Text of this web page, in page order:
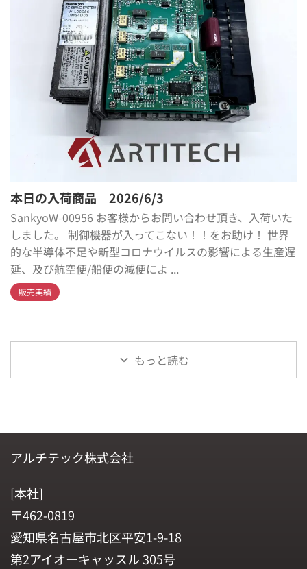
本日の入荷商品 2026/6/3
SankyoW-00956 お客様からお問い合わせ頂き、入荷いた
しました。 制御機器が入ってこない！！をお助け！ 世界
的な半導体不足や新型コロナウイルスの影響による生産遅
延、及び航空便/船便の減便によ ...
販売実績
もっと読む
アルチテック株式会社
[本社]
〒462-0819
愛知県名古屋市北区平安1-9-18
第2アイオーキャッスル 305号